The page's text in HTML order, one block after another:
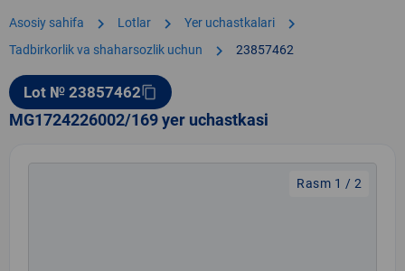
Asosiy sahifa chevron_right Lotlar chevron_right Yer uchastkalari chevron_right
Tadbirkorlik va shaharsozlik uchun chevron_right 23857462
Lot № 23857462content_copy
MG1724226002/169 yer uchastkasi
Rasm 1 / 2